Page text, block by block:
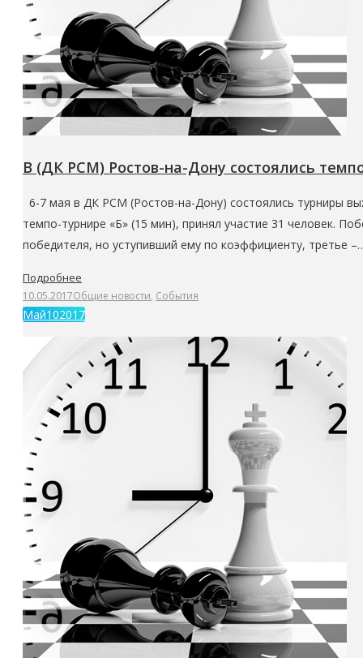
В (ДК РСМ) Ростов-на-Дону состоялись
6-7 мая в ДК РСМ (Ростов-на-Дону) состоялись турниры
темпо-турнире «Б» (15 мин), принял участие 31 человек.
победителя, но уступивший ему по коэффициенту, третье
Подробнее
10.05.2017Общие новости, События
Май102017